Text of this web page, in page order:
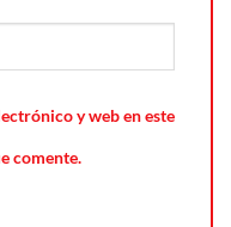
y web en este
comente.